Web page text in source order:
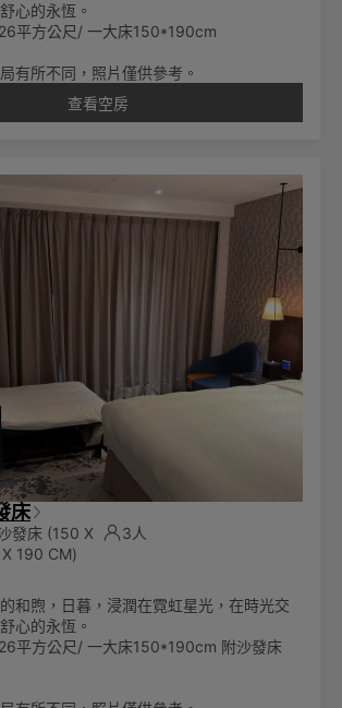
心的永恆。
平方公尺/ 一大床150*190cm
有所不同，照片僅供參考。
查看空房
床
發床 (150 X
190 CM)
3人
和煦，日暮，浸潤在霓虹星光，在時光交
心的永恆。
平方公尺/ 一大床150*190cm 附沙發床